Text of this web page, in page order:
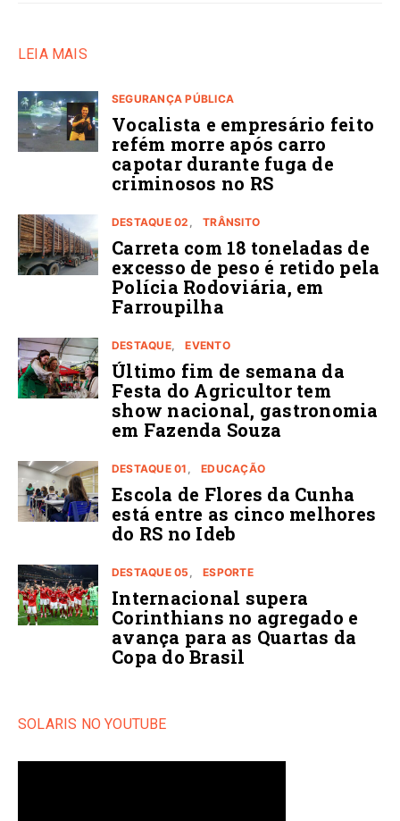
LEIA MAIS
SEGURANÇA PÚBLICA
Vocalista e empresário feito
refém morre após carro
capotar durante fuga de
criminosos no RS
DESTAQUE 02 TRÂNSITO
Carreta com 18 toneladas de
excesso de peso é retido pela
Polícia Rodoviária, em
Farroupilha
DESTAQUE EVENTO
Último fim de semana da
Festa do Agricultor tem
show nacional, gastronomia
em Fazenda Souza
DESTAQUE 01 EDUCAÇÃO
Escola de Flores da Cunha
está entre as cinco melhores
do RS no Ideb
DESTAQUE 05 ESPORTE
Internacional supera
Corinthians no agregado e
avança para as Quartas da
Copa do Brasil
SOLARIS NO YOUTUBE